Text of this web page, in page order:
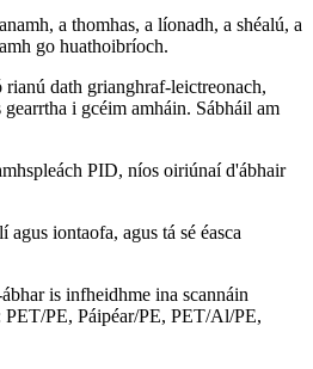
a thomhas, a líonadh, a shéalú, a
go huathoibríoch.
dath grianghraf-leictreonach,
i gcéim amháin. Sábháil am
PID, níos oiriúnaí d'ábhair
iontaofa, agus tá sé éasca
is infheidhme ina scannáin
PET/PE, Páipéar/PE, PET/Al/PE,